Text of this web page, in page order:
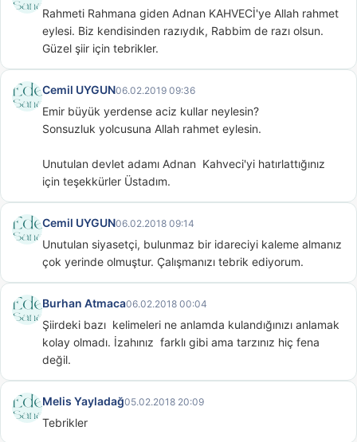
Rahmeti Rahmana giden Adnan KAHVECİ'ye Allah rahmet
eylesi. Biz kendisinden razıydık, Rabbim de razı olsun.
Güzel şiir için tebrikler.
Cemil UYGUN06.02.2019 09:36
Emir büyük yerdense aciz kullar neylesin?
Sonsuzluk yolcusuna Allah rahmet eylesin.
Unutulan devlet adamı Adnan  Kahveci'yi hatırlattığınız
için teşekkürler Üstadım.
Cemil UYGUN06.02.2018 09:14
Unutulan siyasetçi, bulunmaz bir idareciyi kaleme almanız
çok yerinde olmuştur. Çalışmanızı tebrik ediyorum.
Burhan Atmaca06.02.2018 00:04
Şiirdeki bazı  kelimeleri ne anlamda kulandığınızı anlamak
kolay olmadı. İzahınız  farklı gibi ama tarzınız hiç fena
değil.
Melis Yayladağ05.02.2018 20:09
Tebrikler